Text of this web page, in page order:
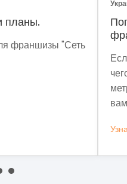
рынка
понять, зачем